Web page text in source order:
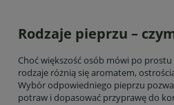
Rodzaje pieprzu –
Choć większość osób mówi po prostu
rodzaje różnią się aromatem,
Wybór odpowiedniego pieprzu
potraw i dopasować przyprawę do